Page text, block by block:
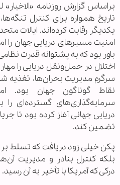
براساس گزارش روزنامه
تاریخ همواره برای کنترل
یکدیگر رقابت کرده‌اند. ایالات
امنیت مسیرهای دریایی جهان را
باور بود که به پشتوانه قدرت
اختلال در حمل‌ونقل دریایی را
سرگرم مدیریت بحران‌ها،
نقاط گوناگون جهان
سرمایه‌گذاری‌های گسترده‌ای را
دریایی جهانی آغاز کرده بود تا
تضمین کند.
پکن خیلی زود دریافت که تسلط
بلکه کنترل بنادر و مدیریت
درکی که آمریکا با تأخیر به آن رسید.